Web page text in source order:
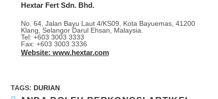
Hextar Fert Sdn. Bhd.
No. 64, Jalan Bayu Laut 4/KS09, Kota Bayuemas, 41200
Klang, Selangor Darul Ehsan, Malaysia.
Tel: +603 3003 3333
Fax: +603 3003 3336
Website: www.hextar.com
TAGS: DURIAN